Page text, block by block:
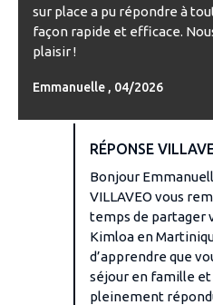
sur place a pu répondre à
façon rapide et efficace.
plaisir !
Emmanuelle , 04/2026
RÉPONSE
Bonjour
VILLAVEO vous
temps de partager
Kimloa en
d’apprendre que
séjour en famille et
pleinement